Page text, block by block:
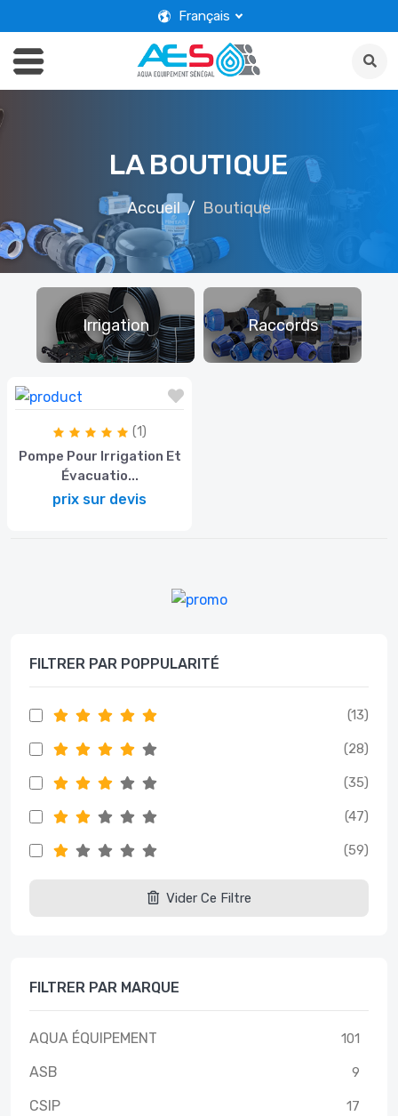
Français
LA BOUTIQUE
Accueil Boutique
FILTRER PAR POPPULARITÉ
(13)
(28)
(35)
(47)
(59)
Vider Ce Filtre
FILTRER PAR MARQUE
AQUA ÉQUIPEMENT 101
ASB 9
CSIP 17
Irrigation Raccords
(1)
Pompe Pour Irrigation Et
Évacuatio...
prix sur devis